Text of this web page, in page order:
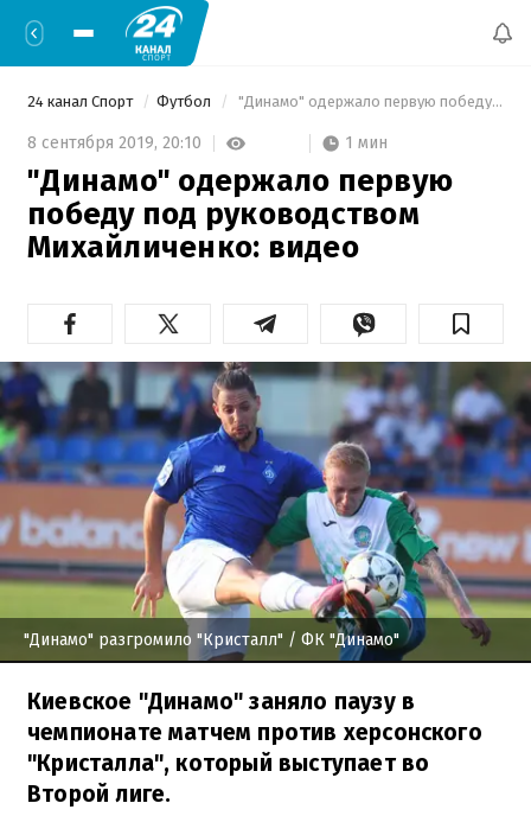
24 канал Спорт Футбол "Динамо" одержало первую победу под руководством Михайличенко: видео
8 сентября 2019, 20:10 1 мин
"Динамо" одержало первую
победу под руководством
Михайличенко: видео
"Динамо" разгромило "Кристалл" / ФК "Динамо"
Киевское "Динамо" заняло паузу в
чемпионате матчем против херсонского
"Кристалла", который выступает во
Второй лиге.